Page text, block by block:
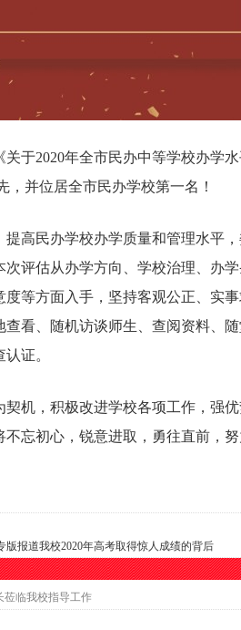
2020年全市民办中等学校办学水
，并位居全市民办学校第一名！
民办学校办学质量和管理水平，
评估从办学方向、学校治理、办
等方面入手，坚持客观公正、实
看、随机访谈师生、查阅资料、
证。
，积极改进学校各项工作，强优
忘初心，锐意进取，勇往直前，
报道我校2020年高考取得惊人成绩的背后
莅临我校指导工作